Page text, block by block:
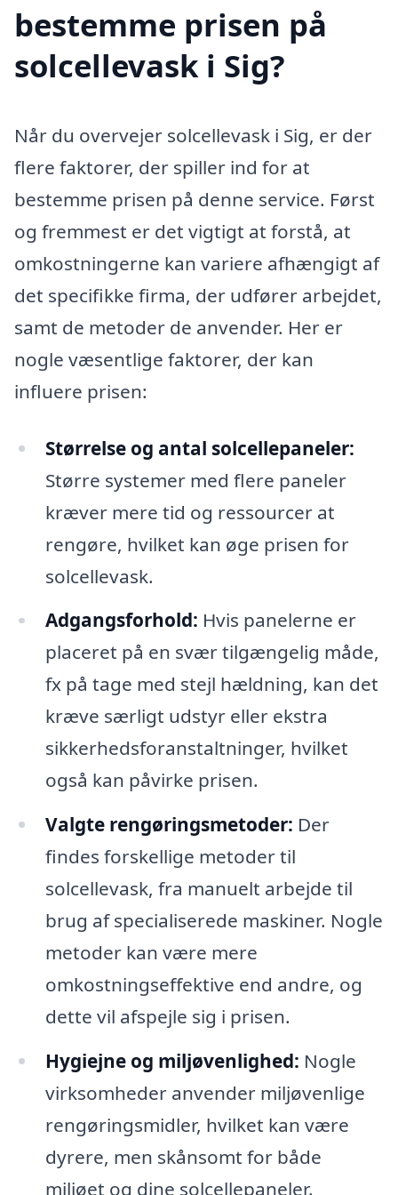
bestemme prisen på
solcellevask i Sig?
Når du overvejer solcellevask i Sig, er der
flere faktorer, der spiller ind for at
bestemme prisen på denne service. Først
og fremmest er det vigtigt at forstå, at
omkostningerne kan variere afhængigt af
det specifikke firma, der udfører arbejdet,
samt de metoder de anvender. Her er
nogle væsentlige faktorer, der kan
influere prisen:
Størrelse og antal solcellepaneler:
Større systemer med flere paneler
kræver mere tid og ressourcer at
rengøre, hvilket kan øge prisen for
solcellevask.
Adgangsforhold: Hvis panelerne er
placeret på en svær tilgængelig måde,
fx på tage med stejl hældning, kan det
kræve særligt udstyr eller ekstra
sikkerhedsforanstaltninger, hvilket
også kan påvirke prisen.
Valgte rengøringsmetoder: Der
findes forskellige metoder til
solcellevask, fra manuelt arbejde til
brug af specialiserede maskiner. Nogle
metoder kan være mere
omkostningseffektive end andre, og
dette vil afspejle sig i prisen.
Hygiejne og miljøvenlighed: Nogle
virksomheder anvender miljøvenlige
rengøringsmidler, hvilket kan være
dyrere, men skånsomt for både
miljøet og dine solcellepaneler.